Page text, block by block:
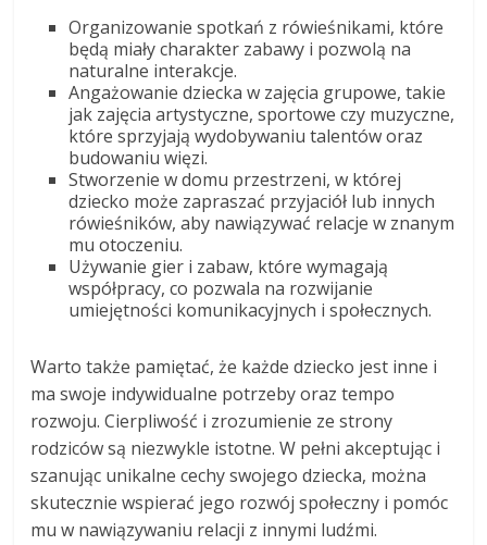
Organizowanie spotkań z rówieśnikami, które
będą miały charakter zabawy i pozwolą na
naturalne interakcje.
Angażowanie dziecka w zajęcia grupowe, takie
jak zajęcia artystyczne, sportowe czy muzyczne,
które sprzyjają wydobywaniu talentów oraz
budowaniu więzi.
Stworzenie w domu przestrzeni, w której
dziecko może zapraszać przyjaciół lub innych
rówieśników, aby nawiązywać relacje w znanym
mu otoczeniu.
Używanie gier i zabaw, które wymagają
współpracy, co pozwala na rozwijanie
umiejętności komunikacyjnych i społecznych.
Warto także pamiętać, że każde dziecko jest inne i
ma swoje indywidualne potrzeby oraz tempo
rozwoju. Cierpliwość i zrozumienie ze strony
rodziców są niezwykle istotne. W pełni akceptując i
szanując unikalne cechy swojego dziecka, można
skutecznie wspierać jego rozwój społeczny i pomóc
mu w nawiązywaniu relacji z innymi ludźmi.